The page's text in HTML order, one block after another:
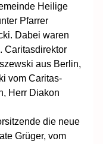
Heilige
Pfarrer
Dabei waren
Caritasdirektor
aus Berlin,
vom Caritas-
Herr Diakon
die neue
Grüger, vom